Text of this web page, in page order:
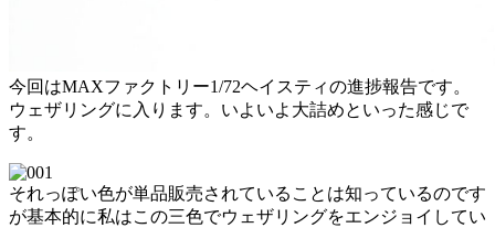
今回はMAXファクトリー1/72ヘイスティの進捗報告です。
ウェザリングに入ります。いよいよ大詰めといった感じで
す。
それっぽい色が単品販売されていることは知っているのです
が基本的に私はこの三色でウェザリングをエンジョイしてい